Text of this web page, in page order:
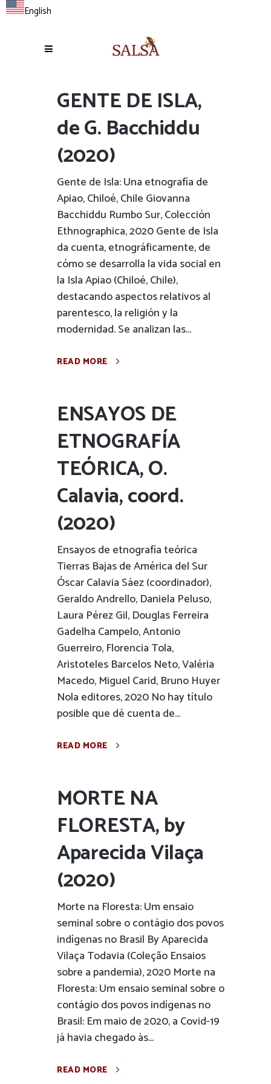
English
GENTE DE ISLA,
de G. Bacchiddu
(2020)
Gente de Isla: Una etnografía de
Apiao, Chiloé, Chile Giovanna
Bacchiddu Rumbo Sur, Colección
Ethnographica, 2020 Gente de Isla
da cuenta, etnográficamente, de
cómo se desarrolla la vida social en
la Isla Apiao (Chiloé, Chile),
destacando aspectos relativos al
parentesco, la religión y la
modernidad. Se analizan las...
READ MORE
ENSAYOS DE
ETNOGRAFÍA
TEÓRICA, O.
Calavia, coord.
(2020)
Ensayos de etnografía teórica
Tierras Bajas de América del Sur
Óscar Calavia Sáez (coordinador),
Geraldo Andrello, Daniela Peluso,
Laura Pérez Gil, Douglas Ferreira
Gadelha Campelo, Antonio
Guerreiro, Florencia Tola,
Aristoteles Barcelos Neto, Valéria
Macedo, Miguel Carid, Bruno Huyer
Nola editores, 2020 No hay título
posible que dé cuenta de...
READ MORE
MORTE NA
FLORESTA, by
Aparecida Vilaça
(2020)
Morte na Floresta: Um ensaio
seminal sobre o contágio dos povos
indígenas no Brasil By Aparecida
Vilaça Todavia (Coleção Ensaios
sobre a pandemia), 2020 Morte na
Floresta: Um ensaio seminal sobre o
contágio dos povos indígenas no
Brasil: Em maio de 2020, a Covid-19
já havia chegado às...
READ MORE